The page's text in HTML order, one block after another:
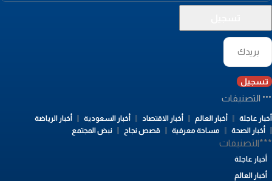
تسجيل
التصنيفات
عاجلة أخبار العالم أخبار الاقتصاد أخبار السعودية
أخبار الرياضة
أخبار الصحة
مساحة معرفية قصص نجاح نبض المجتمع
أخبار عاجلة
أخبار العالم